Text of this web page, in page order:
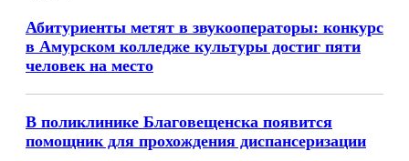
Абитуриенты метят в звукооператоры: конкурс
в Амурском колледже культуры достиг пяти
человек на место
В поликлинике Благовещенска появится
помощник для прохождения диспансеризации